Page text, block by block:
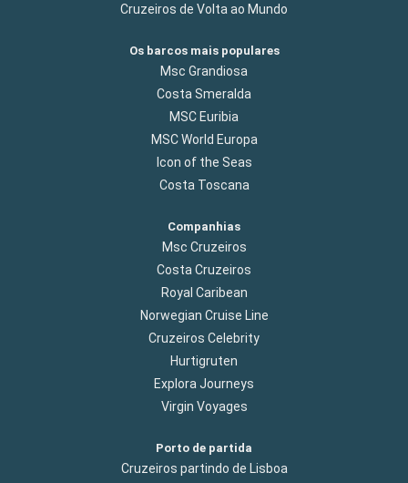
Cruzeiros de Volta ao Mundo
Os barcos mais populares
Msc Grandiosa
Costa Smeralda
MSC Euribia
MSC World Europa
Icon of the Seas
Costa Toscana
Companhias
Msc Cruzeiros
Costa Cruzeiros
Royal Caribean
Norwegian Cruise Line
Cruzeiros Celebrity
Hurtigruten
Explora Journeys
Virgin Voyages
Porto de partida
Cruzeiros partindo de Lisboa